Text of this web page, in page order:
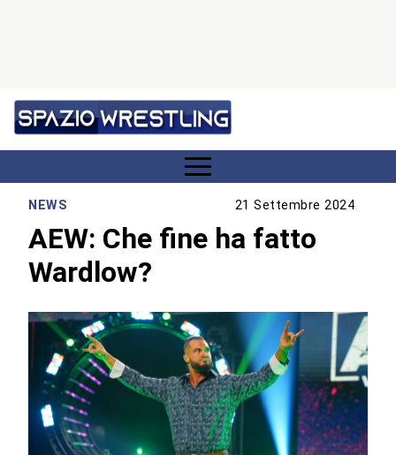
NEWS 21 Settembre 2024
AEW: Che fine ha fatto
Wardlow?